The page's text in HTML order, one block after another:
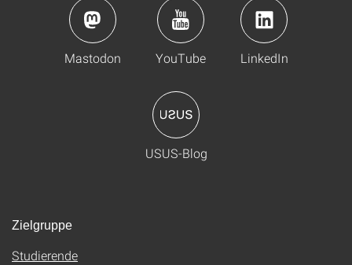
Mastodon YouTube LinkedIn
USUS-Blog
Zielgruppe
Studierende